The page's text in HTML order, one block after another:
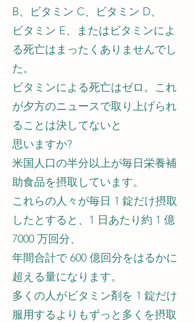
B、ビタミン C、ビタミン D、
ビタミン E、またはビタミンによ
る死亡はまったくありませんでし
た。
ビタミンによる死亡はゼロ。これ
が夕方のニュースで取り上げられ
ることは決してないと
思いますか?
米国人口の半分以上が毎日栄養補
助食品を摂取しています。
これらの人々が毎日 1 錠だけ摂取
したとすると、1 日あたり約 1 億
7000 万回分、
年間合計で 600 億回分をはるかに
超える量になります。
多くの人がビタミン剤を 1 錠だけ
服用するよりもずっと多くを摂取